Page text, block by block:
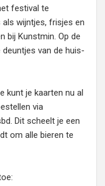
festival te
als wijntjes, frisjes en
bij Kunstmin. Op de
van de huis-
kunt je kaarten nu al
via
Dit scheelt je een
om alle bieren te